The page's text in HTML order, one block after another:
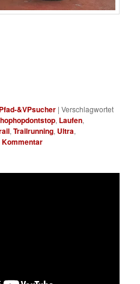
Pfad-&VPsucher |Verschlagwortet
hophopdontstop, Laufen,
,Trailrunning, Ultra,
Kommentar